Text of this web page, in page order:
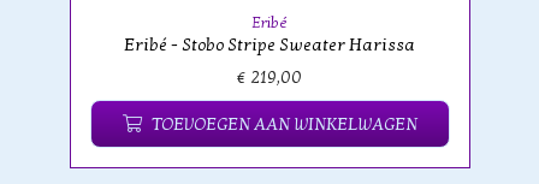
Eribé
Eribé - Stobo Stripe Sweater Harissa
€ 219,00
TOEVOEGEN AAN WINKELWAGEN